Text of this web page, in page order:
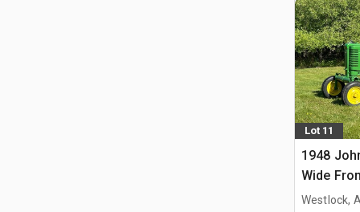
Lot 11
1948
Wide
collection
Westlock,